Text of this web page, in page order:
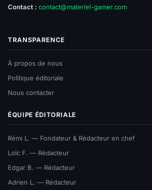
Contact : contact@materiel-gamer.com
TRANSPARENCE
À propos de nous
Politique éditoriale
Nous contacter
ÉQUIPE ÉDITORIALE
Rémi L. — Fondateur & Rédacteur en chef
Loïc F. — Rédacteur
Edgar B. — Rédacteur
Adrien L. — Rédacteur